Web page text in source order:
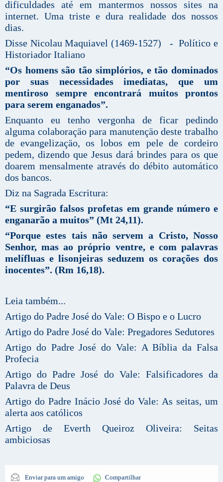
dificuldades até em mantermos nossos sites na
internet. Uma triste e dura realidade dos nossos
dias.
Disse Nicolau Maquiavel (1469-1527) - Político e
Historiador Italiano
“Os homens são tão simplórios, e tão dominados
por suas necessidades imediatas, que um
mentiroso sempre encontrará muitos prontos
para serem enganados”.
Enquanto eu tenho vergonha de ficar pedindo
alguma colaboraçäo para manutençäo deste trabalho
de evangelizaçäo, os lobos em pele de cordeiro
pedem, dizendo que Jesus dará brindes para os que
doarem mensalmente através do débito automático
dos bancos.
Diz na Sagrada Escritura:
“E surgirão falsos profetas em grande número e
enganarão a muitos” (Mt 24,11).
“Porque estes tais não servem a Cristo, Nosso
Senhor, mas ao próprio ventre, e com palavras
melífluas e lisonjeiras seduzem os corações dos
inocentes”. (Rm 16,18).
Leia também...
Artigo do Padre José do Vale: O Bispo e o Lucro
Artigo do Padre José do Vale: Pregadores Sedutores
Artigo do Padre José do Vale: A Bíblia da Falsa
Profecia
Artigo do Padre José do Vale: Falsificadores da
Palavra de Deus
Artigo do Padre Inácio José do Vale: As seitas, um
alerta aos católicos
Artigo de Everth Queiroz Oliveira: Seitas
ambiciosas
Enviar para um amigo Compartilhar